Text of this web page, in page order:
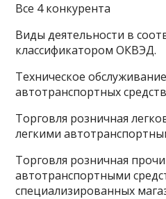
Все 4 конкурента
Виды деятельности в
классификатором ОКВЭД.
Техническое
автотранспортных средств
Торговля розничная
легкими
Торговля розничная
автотранспортными
специализированных